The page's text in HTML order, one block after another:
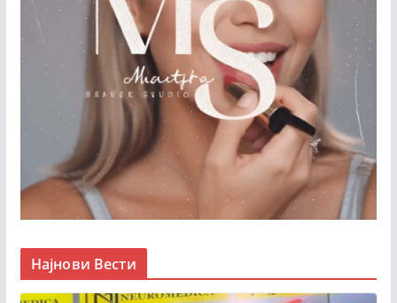
Најнови Вести